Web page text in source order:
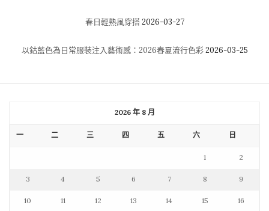
春日輕熟風穿搭 2026-03-27
以鈷藍色為日常服裝注入藝術感：2026春夏流行色彩 2026-03-25
2026 年 8 月
一 二 三 四 五 六 日
1 2
3 4 5 6 7 8 9
10 11 12 13 14 15 16